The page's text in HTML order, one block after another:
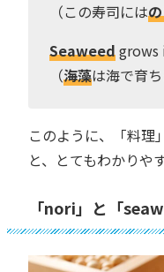
（この寿司には
Seaweedgrows
（海藻は海で育ち
このように、「料理
と、とてもわかりや
「nori」と「